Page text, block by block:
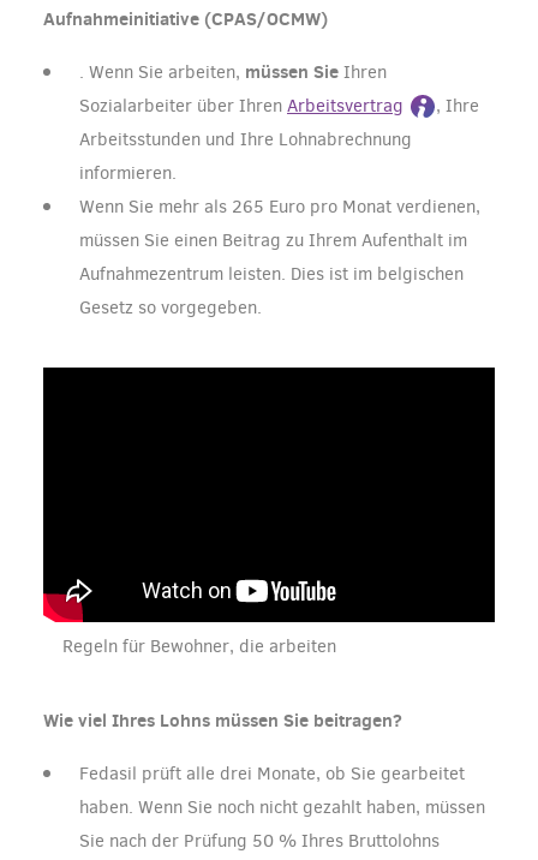
Aufnahmeinitiative (CPAS/OCMW)
. Wenn Sie arbeiten, müssen Sie Ihren
Sozialarbeiter über Ihren Arbeitsvertrag
, Ihre
Arbeitsstunden und Ihre Lohnabrechnung
informieren.
Wenn Sie mehr als 265 Euro pro Monat verdienen,
müssen Sie einen Beitrag zu Ihrem Aufenthalt im
Aufnahmezentrum leisten. Dies ist im belgischen
Gesetz so vorgegeben.
Regeln für Bewohner, die arbeiten
Wie viel Ihres Lohns müssen Sie beitragen?
Fedasil prüft alle drei Monate, ob Sie gearbeitet
haben. Wenn Sie noch nicht gezahlt haben, müssen
Sie nach der Prüfung 50 % Ihres Bruttolohns